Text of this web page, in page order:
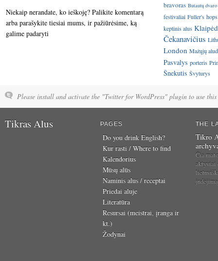
Niekaip nerandate, ko ieškoję? Palikite komentarą
arba parašykite tiesiai mums, ir pažiūrėsime, ką
galime padaryti
bravoras Butautų dvaro
festivaliai Fuller's hops
keptinis alus
Čekanavičius
London Mažųjų
Pasvalys porteris
Šnekutis Švyturys
Please install and activate the "Twitter for WordPress" plugin to use this
Tikras Alus PAGES
Do you drink English?
Kur rasti / Where to find
Kalendorius
Mūsų alūs
Naminis alus / receptai
Priedai aluje
Literatūra
Resursai (meistrai, įranga ir
kt.)
Žodynai
THE
Tikro
Čia
aktyviai